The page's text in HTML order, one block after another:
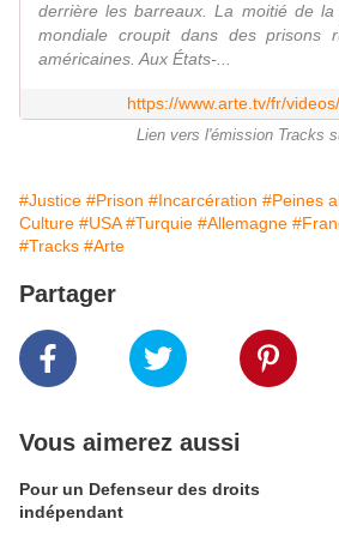
derrière les barreaux. La moitié de la
mondiale croupit dans des prisons
américaines. Aux États-...
https://www.arte.tv/fr/
Lien vers l'émission Tracks
#Justice #Prison #Incarcération #Peines
Culture #USA #Turquie #Allemagne
#Tracks #Arte
Partager
Vous aimerez aussi
Pour un Defenseur des droits
indépendant